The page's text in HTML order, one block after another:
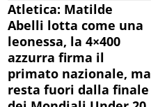
Atletica: Matilde
Abelli lotta come una
leonessa, la 4×400
azzurra firma il
primato nazionale, ma
resta fuori dalla finale